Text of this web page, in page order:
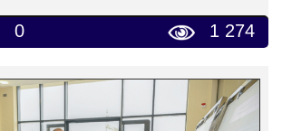
0 1 274